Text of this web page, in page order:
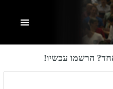
הרשמו עכשיו!